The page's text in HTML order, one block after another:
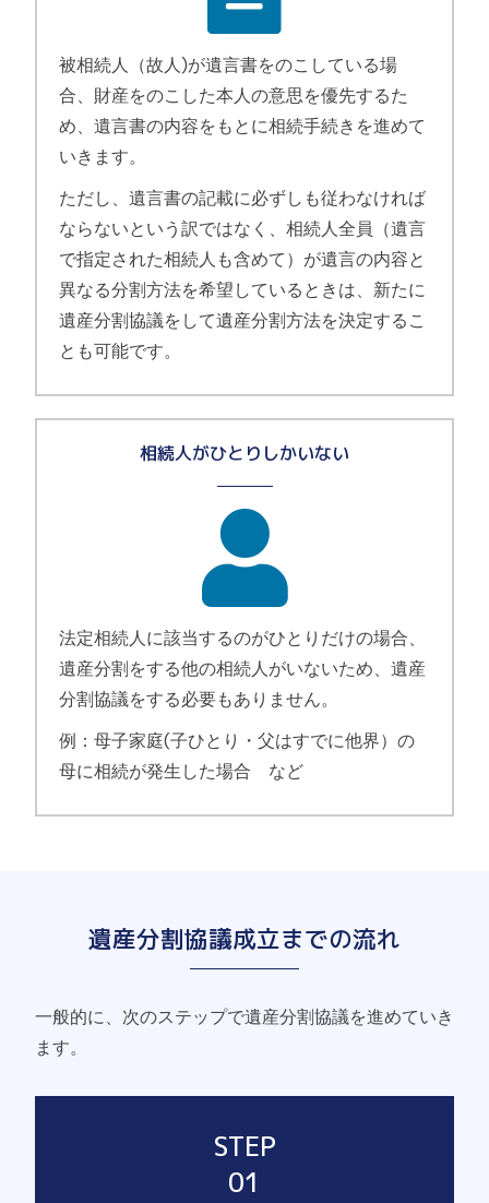
被相続人（故人)が遺言書をのこしている場
合、財産をのこした本人の意思を優先するた
め、遺言書の内容をもとに相続手続きを進めて
いきます。
ただし、遺言書の記載に必ずしも従わなければ
ならないという訳ではなく、相続人全員（遺言
で指定された相続人も含めて）が遺言の内容と
異なる分割方法を希望しているときは、新たに
遺産分割協議をして遺産分割方法を決定するこ
とも可能です。
相続人がひとりしかいない
法定相続人に該当するのがひとりだけの場合、
遺産分割をする他の相続人がいないため、遺産
分割協議をする必要もありません。
例：母子家庭(子ひとり・父はすでに他界）の
母に相続が発生した場合 など
遺産分割協議成立までの流れ
一般的に、次のステップで遺産分割協議を進めていき
ます。
STEP
01